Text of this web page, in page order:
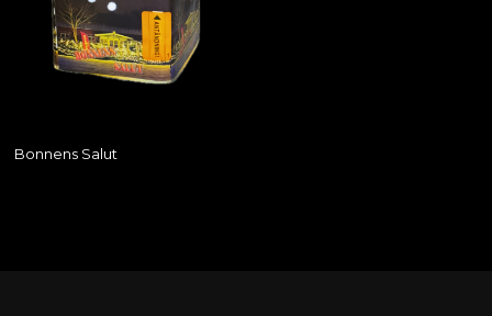
Bonnens Salut